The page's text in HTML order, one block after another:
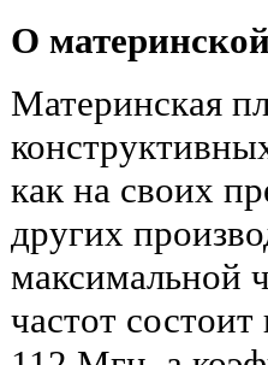
О
Материнская
как на своих
других
максимальной
частот